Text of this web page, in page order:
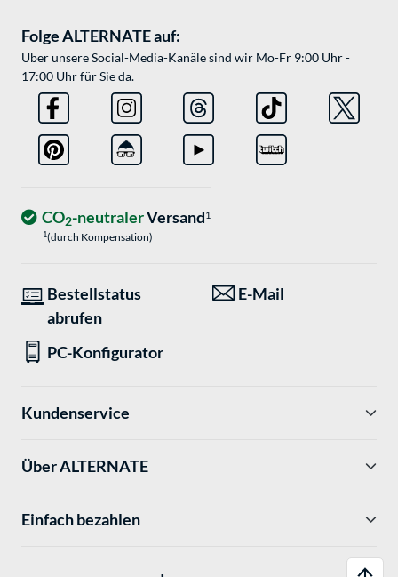
Folge ALTERNATE auf:
Über unsere Social-Media-Kanäle sind wir Mo-Fr 9:00 Uhr -
17:00 Uhr für Sie da.
CO2-neutralerVersand1
1(durch Kompensation)
Bestellstatus
abrufen
E-Mail
PC-Konfigurator
Kundenservice
Über ALTERNATE
Einfach bezahlen